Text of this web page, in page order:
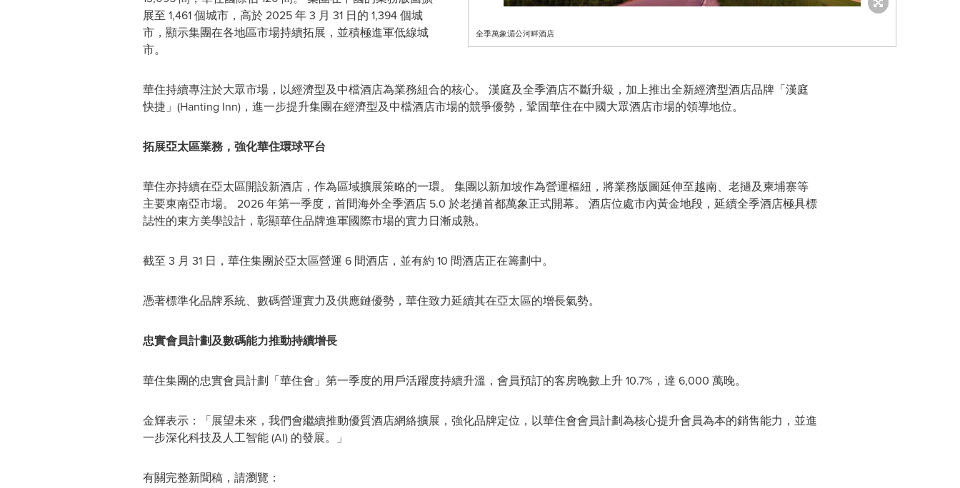
全季萬象湄公河畔酒店
展至 1,461 個城市，高於 2025 年 3 月 31 日的 1,394 個城
市，顯示集團在各地區市場持續拓展，並積極進軍低線城
市。
華住持續專注於大眾市場，以經濟型及中檔酒店為業務組合的核心。 漢庭及全季酒店不斷升級，加上推出全新經濟型酒店品牌「漢庭
快捷」(Hanting Inn)，進一步提升集團在經濟型及中檔酒店市場的競爭優勢，鞏固華住在中國大眾酒店市場的領導地位。
拓展亞太區業務，強化華住環球平台
華住亦持續在亞太區開設新酒店，作為區域擴展策略的一環。 集團以新加坡作為營運樞紐，將業務版圖延伸至越南、老撾及柬埔寨等
主要東南亞市場。 2026 年第一季度，首間海外全季酒店 5.0 於老撾首都萬象正式開幕。 酒店位處市內黃金地段，延續全季酒店極具標
誌性的東方美學設計，彰顯華住品牌進軍國際市場的實力日漸成熟。
截至 3 月 31 日，華住集團於亞太區營運 6 間酒店，並有約 10 間酒店正在籌劃中。
憑著標準化品牌系統、數碼營運實力及供應鏈優勢，華住致力延續其在亞太區的增長氣勢。
忠實會員計劃及數碼能力推動持續增長
華住集團的忠實會員計劃「華住會」第一季度的用戶活躍度持續升溫，會員預訂的客房晚數上升 10.7%，達 6,000 萬晚。
金輝表示：「展望未來，我們會繼續推動優質酒店網絡擴展，強化品牌定位，以華住會會員計劃為核心提升會員為本的銷售能力，並進
一步深化科技及人工智能 (AI) 的發展。」
有關完整新聞稿，請瀏覽：